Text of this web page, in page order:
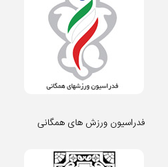
فدراسیون ورزش های همگانی